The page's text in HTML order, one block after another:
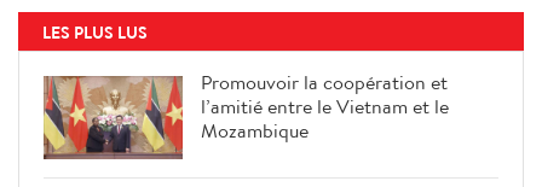
LES PLUS LUS
Promouvoir la coopération et
l’amitié entre le Vietnam et le
Mozambique